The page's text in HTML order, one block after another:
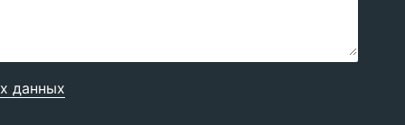
данных